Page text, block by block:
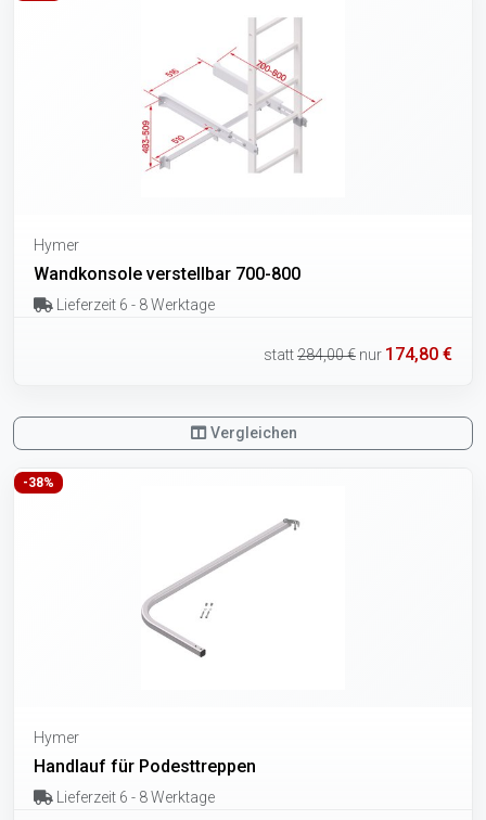
Hymer
Wandkonsole verstellbar 700-800
Lieferzeit 6 - 8 Werktage
statt284,00 € nur 174,80 €
Vergleichen
-38%
Hymer
Handlauf für Podesttreppen
Lieferzeit 6 - 8 Werktage